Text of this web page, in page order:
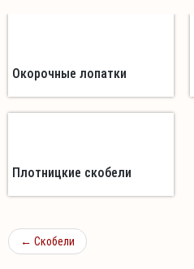
Окорочные лопатки
Плотницкие скобели
← Скобели